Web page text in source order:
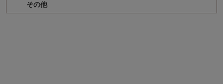
その他